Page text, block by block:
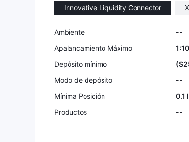
Innovative Liquidity Connector
Ambiente --
Apalancamiento Máximo
Depósito mínimo
Modo de depósito
--
Mínima Posición
0.1
Productos
--